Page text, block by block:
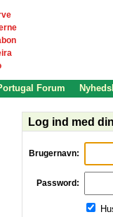
Forum
Log ind med
Brugernavn:
Password: